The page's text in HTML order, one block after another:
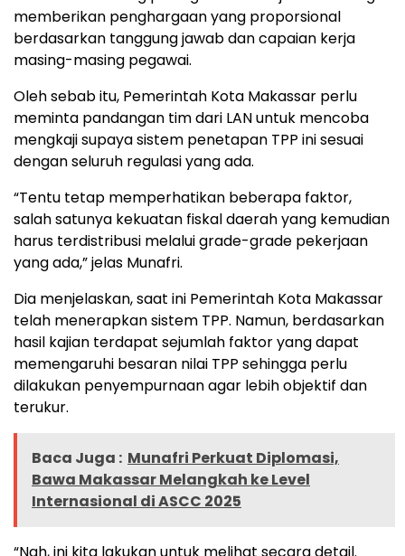
memberikan penghargaan yang proporsional
berdasarkan tanggung jawab dan capaian kerja
masing-masing pegawai.
Oleh sebab itu, Pemerintah Kota Makassar perlu
meminta pandangan tim dari LAN untuk mencoba
mengkaji supaya sistem penetapan TPP ini sesuai
dengan seluruh regulasi yang ada.
“Tentu tetap memperhatikan beberapa faktor,
salah satunya kekuatan fiskal daerah yang kemudian
harus terdistribusi melalui grade-grade pekerjaan
yang ada,” jelas Munafri.
Dia menjelaskan, saat ini Pemerintah Kota Makassar
telah menerapkan sistem TPP. Namun, berdasarkan
hasil kajian terdapat sejumlah faktor yang dapat
memengaruhi besaran nilai TPP sehingga perlu
dilakukan penyempurnaan agar lebih objektif dan
terukur.
Baca Juga : Munafri Perkuat Diplomasi,
Bawa Makassar Melangkah ke Level
Internasional di ASCC 2025
“Nah, ini kita lakukan untuk melihat secara detail.